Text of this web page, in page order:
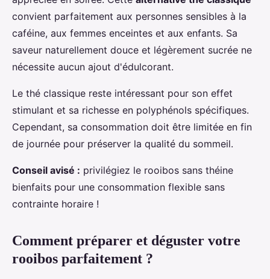
convient parfaitement aux personnes sensibles à la
caféine, aux femmes enceintes et aux enfants. Sa
saveur naturellement douce et légèrement sucrée ne
nécessite aucun ajout d'édulcorant.
Le thé classique reste intéressant pour son effet
stimulant et sa richesse en polyphénols spécifiques.
Cependant, sa consommation doit être limitée en fin
de journée pour préserver la qualité du sommeil.
Conseil avisé : privilégiez le rooibos sans théine
bienfaits pour une consommation flexible sans
contrainte horaire !
Comment préparer et déguster votre
rooibos parfaitement ?